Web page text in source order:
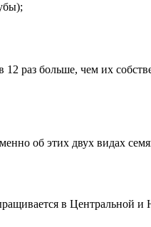
12 раз больше, чем их
об этих двух видах
в